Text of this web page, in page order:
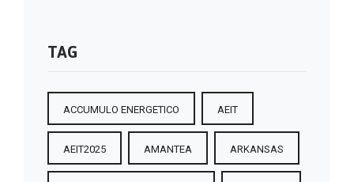
TAG
ACCUMULO ENERGETICO AEIT
AEIT2025 AMANTEA ARKANSAS